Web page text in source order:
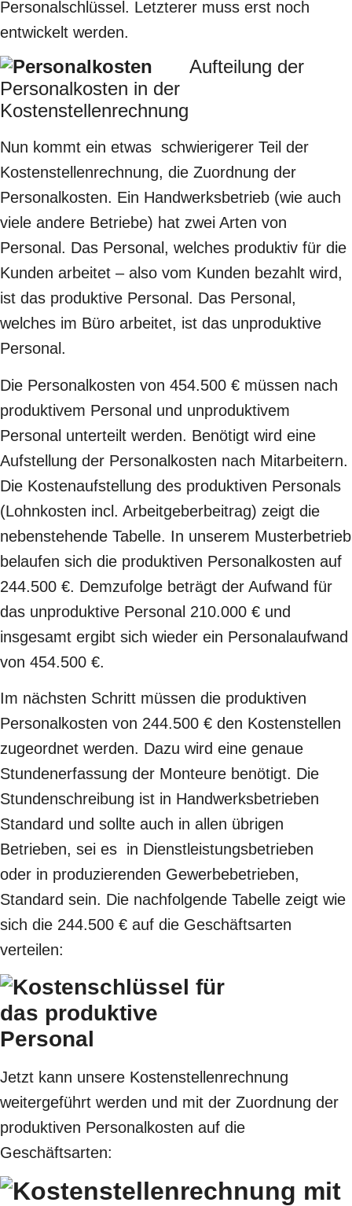
Personalschlüssel. Letzterer muss erst noch
entwickelt werden.
Aufteilung der
Personalkosten in der
Kostenstellenrechnung
Nun kommt ein etwas schwierigerer Teil der
Kostenstellenrechnung, die Zuordnung der
Personalkosten. Ein Handwerksbetrieb (wie auch
viele andere Betriebe) hat zwei Arten von
Personal. Das Personal, welches produktiv für die
Kunden arbeitet – also vom Kunden bezahlt wird,
ist das produktive Personal. Das Personal,
welches im Büro arbeitet, ist das unproduktive
Personal.
Die Personalkosten von 454.500 € müssen nach
produktivem Personal und unproduktivem
Personal unterteilt werden. Benötigt wird eine
Aufstellung der Personalkosten nach Mitarbeitern.
Die Kostenaufstellung des produktiven Personals
(Lohnkosten incl. Arbeitgeberbeitrag) zeigt die
nebenstehende Tabelle. In unserem Musterbetrieb
belaufen sich die produktiven Personalkosten auf
244.500 €. Demzufolge beträgt der Aufwand für
das unproduktive Personal 210.000 € und
insgesamt ergibt sich wieder ein Personalaufwand
von 454.500 €.
Im nächsten Schritt müssen die produktiven
Personalkosten von 244.500 € den Kostenstellen
zugeordnet werden. Dazu wird eine genaue
Stundenerfassung der Monteure benötigt. Die
Stundenschreibung ist in Handwerksbetrieben
Standard und sollte auch in allen übrigen
Betrieben, sei es in Dienstleistungsbetrieben
oder in produzierenden Gewerbebetrieben,
Standard sein. Die nachfolgende Tabelle zeigt wie
sich die 244.500 € auf die Geschäftsarten
verteilen:
Jetzt kann unsere Kostenstellenrechnung
weitergeführt werden und mit der Zuordnung der
produktiven Personalkosten auf die
Geschäftsarten: